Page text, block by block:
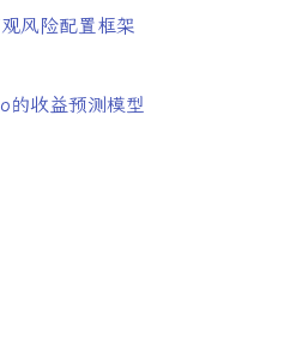
风险配置框架
的收益预测模型